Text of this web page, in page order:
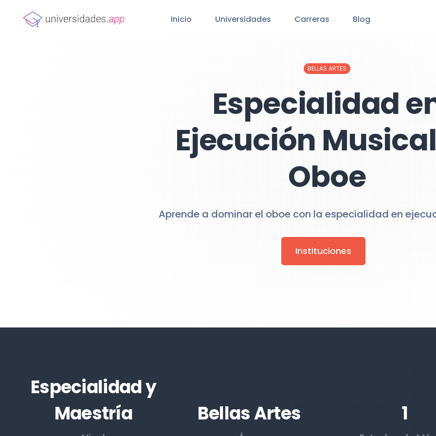
Inicio Universidades Carreras Blog
BELLAS ARTES
Especialidad
Ejecución
Oboe
Aprende a dominar el oboe con la especialidad en
Instituciones
Especialidad y
Maestría
Bellas Artes 1